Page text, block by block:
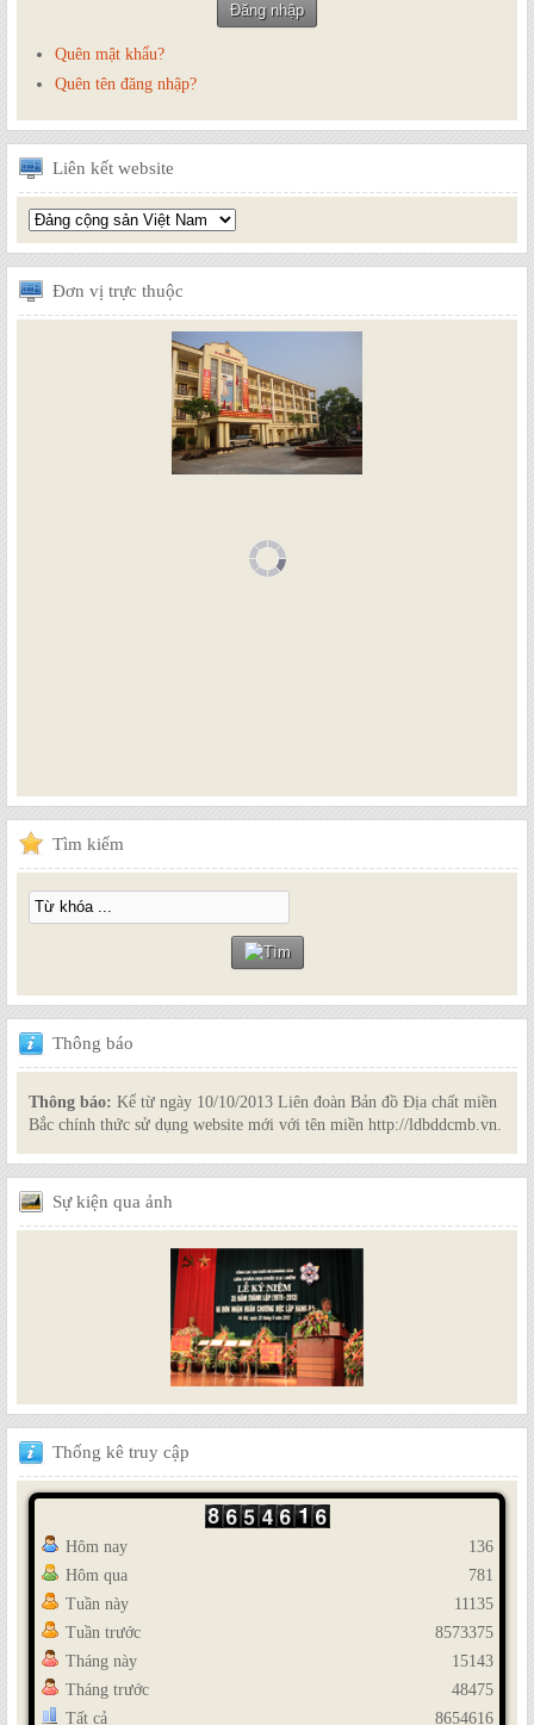
Quên mật khẩu?
Quên tên đăng nhập?
Liên kết website
Đơn vị trực thuộc
Tìm kiếm
Thông báo
Thông báo: Kể từ ngày 10/10/2013 Liên đoàn Bản đồ Địa chất miền
Bắc chính thức sử dụng website mới với tên miền http://ldbddcmb.vn.
Sựkiện qua ảnh
Thống kê truy cập
Hôm nay
Hôm qua
Tuần này
Tuần trước
Tháng này
Tháng trước
Tất cả
136
781
11135
8573375
15143
48475
8654616